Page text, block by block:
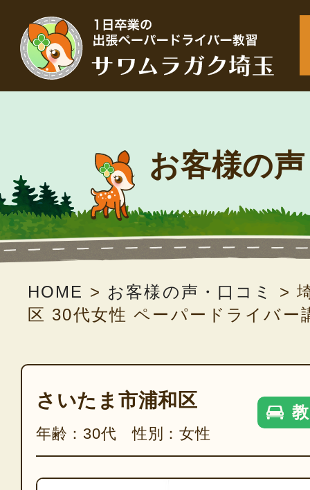
お客様の
HOME > お客様の声・口コミ >
区 30代女性 ペーパードライバー
さいたま市浦和区
年齢：30代 性別：女性